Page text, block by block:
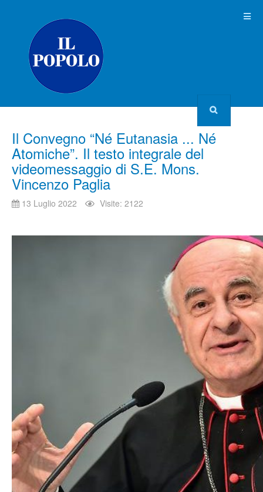
Il Convegno “Né Eutanasia ... Né
Atomiche”. Il testo integrale del
videomessaggio di S.E. Mons.
Vincenzo Paglia
13 Luglio 2022 Visite: 2122